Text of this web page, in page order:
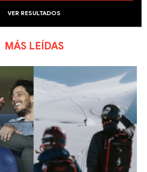
VER RESULTADOS
MÁS LEÍDAS